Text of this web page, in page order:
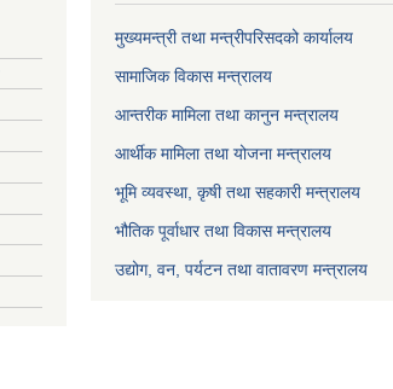
मुख्यमन्त्री तथा मन्त्रीपरिसदको कार्यालय
सामाजिक विकास मन्त्रालय
आन्तरीक मामिला तथा कानुन मन्त्रालय
आर्थीक मामिला तथा योजना मन्त्रालय
भूमि व्यवस्था, कृषी तथा सहकारी मन्त्रालय
भौतिक पूर्वाधार तथा विकास मन्त्रालय
उद्योग, वन, पर्यटन तथा वातावरण मन्त्रालय